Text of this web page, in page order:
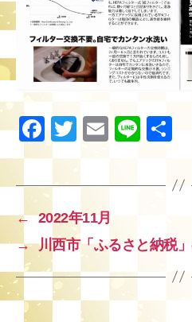
F
a
c
b
o
o
k
T
wi
tt
er
E
ail
Li
e
← 2022年11月
→ 川西市「ふるさと納税